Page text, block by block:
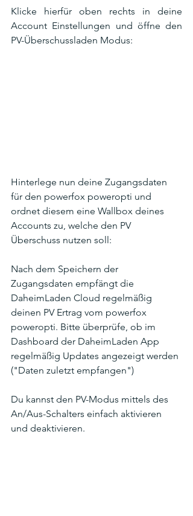
Klicke hierfür oben rechts in deine
Account Einstellungen und öffne den
PV-Überschussladen Modus:
Hinterlege nun deine Zugangsdaten
für den powerfox poweropti und
ordnet diesem eine Wallbox deines
Accounts zu, welche den PV
Überschuss nutzen soll:
Nach dem Speichern der
Zugangsdaten empfängt die
DaheimLaden Cloud regelmäßig
deinen PV Ertrag vom powerfox
poweropti. Bitte überprüfe, ob im
Dashboard der DaheimLaden App
regelmäßig Updates angezeigt werden
("Daten zuletzt empfangen")
Du kannst den PV-Modus mittels des
An/Aus-Schalters einfach aktivieren
und deaktivieren.